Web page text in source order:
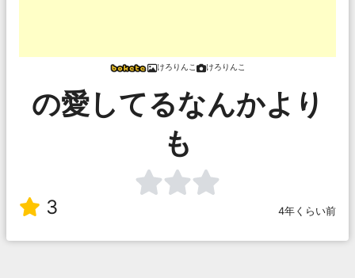
けろりんこ けろりんこ
の愛してるなんかより
も
3 4年くらい前